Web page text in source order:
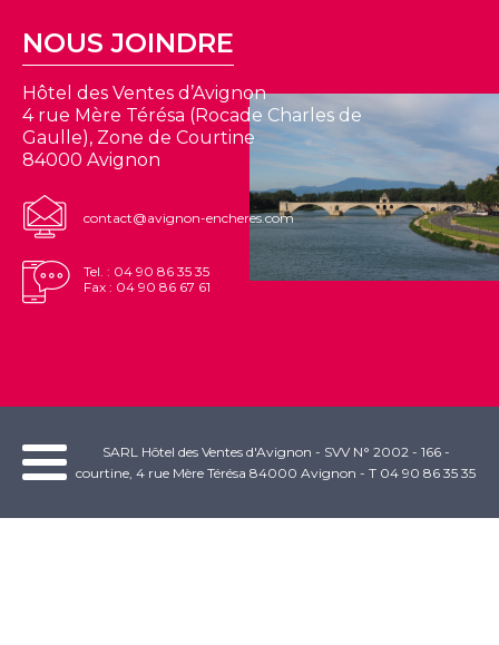
NOUS JOINDRE
Hôtel des Ventes d’Avignon
4 rue Mère Térésa (Rocade Charles de
Gaulle), Zone de Courtine
84000 Avignon
contact@avignon-encheres.com
Tel. : 04 90 86 35 35
Fax : 04 90 86 67 61
SARL Hôtel des Ventes d'Avignon - SVV N° 2002 - 166 -
courtine, 4 rue Mère Térésa 84000 Avignon - T 04 90 86 35 35